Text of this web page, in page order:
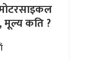
मूल्य कति ?